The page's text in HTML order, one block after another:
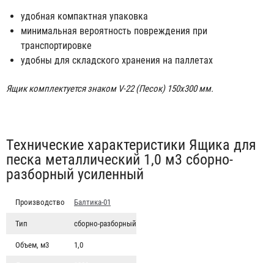
удобная компактная упаковка
минимальная вероятность повреждения при
транспортировке
удобны для складского хранения на паллетах
Ящик комплектуется знаком V-22 (Песок) 150х300 мм.
Табы
Технические характеристики Ящика для
песка металлический 1,0 м3 сборно-
разборный усиленный
Производство Балтика-01
Тип сборно-разборный
Объем, м3 1,0